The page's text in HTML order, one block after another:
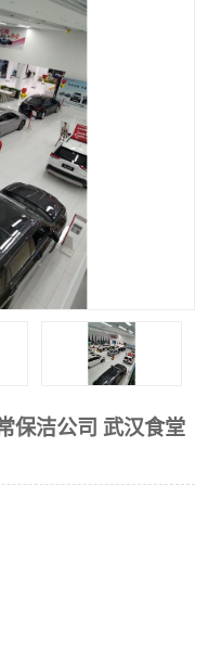
保洁公司 武汉食堂